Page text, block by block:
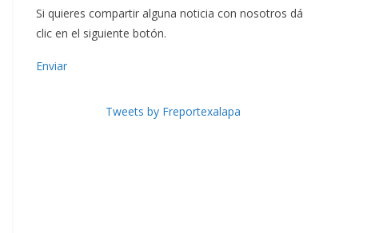
Si quieres compartir alguna noticia con nosotros dá
clic en el siguiente botón.
Enviar
Tweets by Freportexalapa